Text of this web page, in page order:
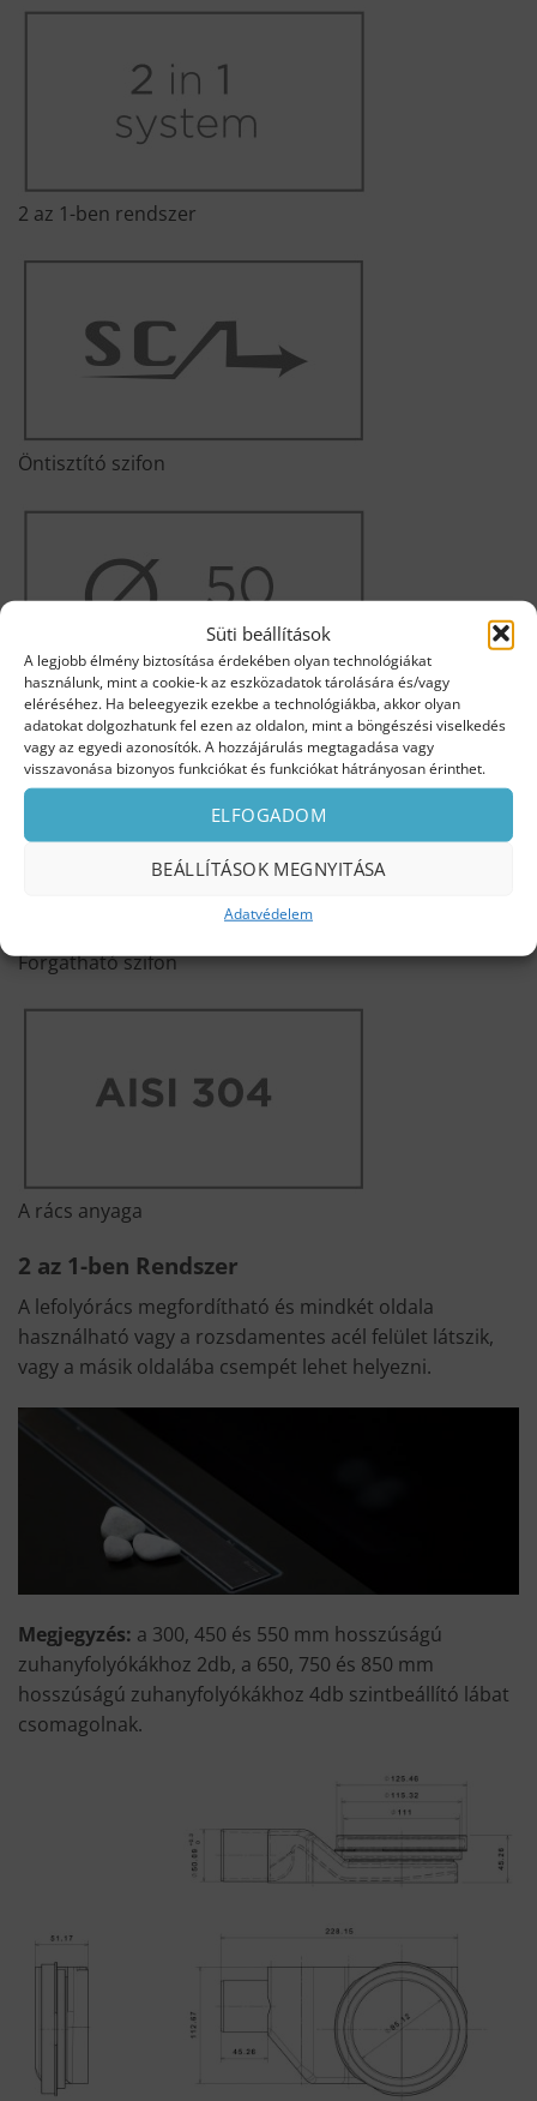
Süti beállítások
A legjobb élmény biztosítása érdekében olyan technológiákat
használunk, mint a cookie-k az eszközadatok tárolására és/vagy
eléréséhez. Ha beleegyezik ezekbe a technológiákba, akkor olyan
adatokat dolgozhatunk fel ezen az oldalon, mint a böngészési viselkedés
vagy az egyedi azonosítók. A hozzájárulás megtagadása vagy
visszavonása bizonyos funkciókat és funkciókat hátrányosan érinthet.
ELFOGADOM
BEÁLLÍTÁSOK MEGNYITÁSA
Adatvédelem
2 az 1-ben rendszer
Öntisztító szifon
Szifon kifolyó átmérő
Forgatható szifon
A rács anyaga
2 az 1-ben Rendszer
A lefolyórács megfordítható és mindkét oldala
használható vagy a rozsdamentes acél felület látszik,
vagy a másik oldalába csempét lehet helyezni.
Megjegyzés: a 300, 450 és 550 mm hosszúságú
zuhanyfolyókákhoz 2db, a 650, 750 és 850 mm
hosszúságú zuhanyfolyókákhoz 4db szintbeállító lábat
csomagolnak.